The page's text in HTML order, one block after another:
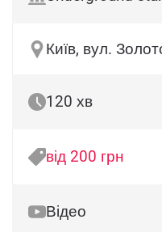
Київ, вул.
120 хв
від 200 грн
Відео